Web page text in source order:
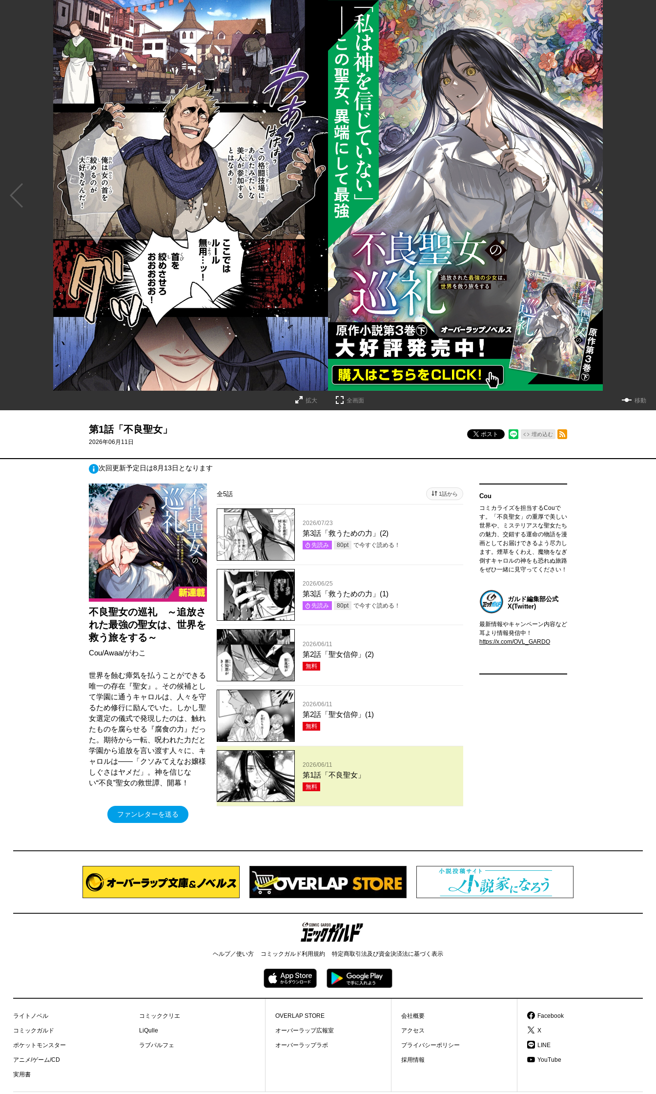
詳細ページへのリンク
拡大 全画面 移動
第1話「不良聖女」
2026年06月11日
ポスト 埋め込む
次回更新予定日は8月13日となります
不良聖女の巡礼 ～追放さ
れた最強の聖女は、世界を
救う旅をする～
Cou/Awaa/がわこ
世界を蝕む瘴気を払うことができる
唯一の存在『聖女』。その候補とし
て学園に通うキャロルは、人々を守
るため修行に励んでいた。しかし聖
女選定の儀式で発現したのは、触れ
たものを腐らせる『腐食の力』だっ
た。期待から一転、呪われた力だと
学園から追放を言い渡す人々に、キ
ャロルは――「クソみてえなお嬢様
しぐさはヤメだ」。神を信じな
い“不良”聖女の救世譚、開幕！
ファンレターを送る
全5話 1話から
2026/07/23
第3話「救うための力」(2)
先読み 80pt で今すぐ読める！
2026/06/25
第3話「救うための力」(1)
先読み 80pt で今すぐ読める！
2026/06/11
第2話「聖女信仰」(2)
無料
2026/06/11
第2話「聖女信仰」(1)
無料
2026/06/11
第1話「不良聖女」
無料
Cou
コミカライズを担当するCouで
す。「不良聖女」の重厚で美しい
世界や、ミステリアスな聖女たち
の魅力、交錯する運命の物語を漫
画としてお届けできるよう尽力し
ます。煙草をくわえ、魔物をなぎ
倒すキャロルの神をも恐れぬ旅路
をぜひ一緒に見守ってください！
ガルド編集部公式
X(Twitter)
最新情報やキャンペーン内容など
耳より情報発信中！
https://x.com/OVL_GARDO
コミックガルド
ヘルプ／使い方 コミックガルド利用規約 特定商取引法及び資金決済法に基づく表示
ライトノベル
コミックガルド
ポケットモンスター
アニメ/ゲーム/CD
実用書
コミッククリエ
LiQulle
ラブパルフェ
OVERLAP STORE
オーバーラップ広報室
オーバーラップラボ
会社概要
アクセス
プライバシーポリシー
採用情報
Facebook
X
LINE
YouTube